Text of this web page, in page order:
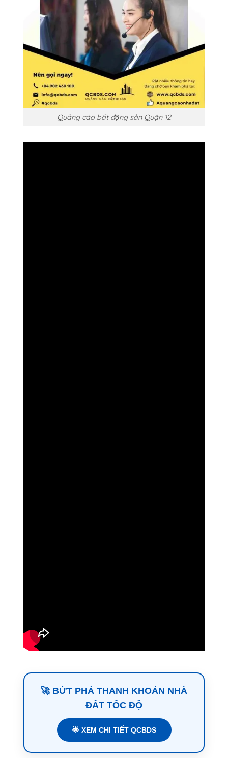
Quảng cáo bất động sản Quận 12
🚀 BỨT PHÁ THANH KHOẢN NHÀ
ĐẤT TỐC ĐỘ
🌟 XEM CHI TIẾT QCBDS